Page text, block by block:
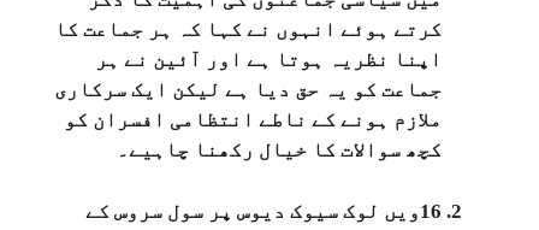
کرتے ہوئے انہوں نے کہا کہ ہر جماعت کا
اپنا نظریہ ہوتا ہے اور آئین نے ہر
جماعت کو یہ حق دیا ہے لیکن ایک سرکاری
ملازم ہونے کے ناطے انتظامی افسران کو
کچھ سوالات کا خیال رکھنا چاہیے۔
16ویں لوک سیوک دیوس پر سول سروس کے